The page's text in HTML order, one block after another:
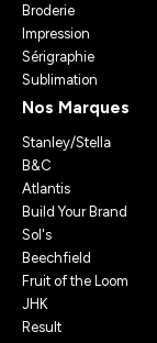
Broderie
Impression
Sérigraphie
Sublimation
Nos Marques
Stanley/Stella
B&C
Atlantis
Build Your Brand
Sol's
Beechfield
Fruit of the Loom
JHK
Result